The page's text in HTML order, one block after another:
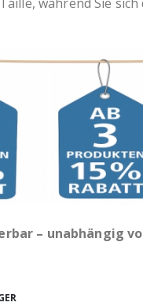
– unabhängig